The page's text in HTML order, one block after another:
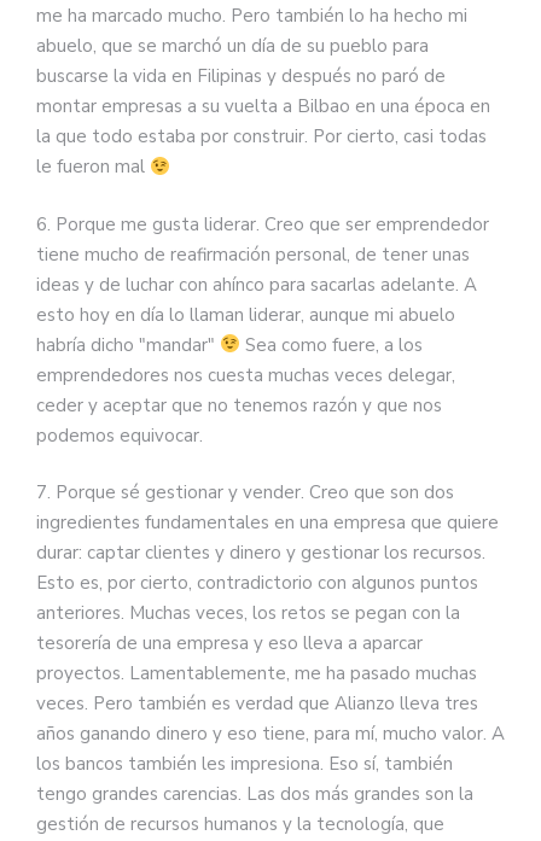
me ha marcado mucho. Pero también lo ha hecho mi
abuelo, que se marchó un día de su pueblo para
buscarse la vida en Filipinas y después no paró de
montar empresas a su vuelta a Bilbao en una época en
la que todo estaba por construir. Por cierto, casi todas
le fueron mal
6. Porque me gusta liderar. Creo que ser emprendedor
tiene mucho de reafirmación personal, de tener unas
ideas y de luchar con ahínco para sacarlas adelante. A
esto hoy en día lo llaman liderar, aunque mi abuelo
habría dicho "mandar"
Sea como fuere, a los
emprendedores nos cuesta muchas veces delegar,
ceder y aceptar que no tenemos razón y que nos
podemos equivocar.
7. Porque sé gestionar y vender. Creo que son dos
ingredientes fundamentales en una empresa que quiere
durar: captar clientes y dinero y gestionar los recursos.
Esto es, por cierto, contradictorio con algunos puntos
anteriores. Muchas veces, los retos se pegan con la
tesorería de una empresa y eso lleva a aparcar
proyectos. Lamentablemente, me ha pasado muchas
veces. Pero también es verdad que Alianzo lleva tres
años ganando dinero y eso tiene, para mí, mucho valor. A
los bancos también les impresiona. Eso sí, también
tengo grandes carencias. Las dos más grandes son la
gestión de recursos humanos y la tecnología, que